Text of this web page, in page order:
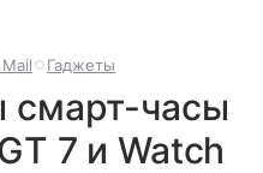
Гаджеты
смарт-часы
7 и Watch